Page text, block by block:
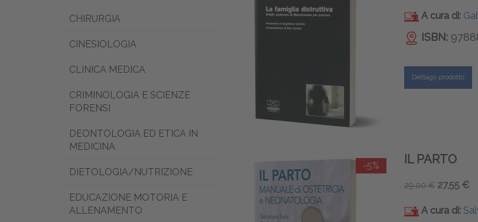
A cura di:
ISBN:
Dettagli prodotto
-5% IL PARTO
29,00 € 27,55 €
A cura di:
CHIRURGIA
CINESIOLOGIA
CLINICA MEDICA
CRIMINOLOGIA E SCIENZE
FORENSI
DEONTOLOGIA ED ETICA IN
MEDICINA
DIETOLOGIA/NUTRIZIONE
EDUCAZIONE MOTORIA E
ALLENAMENTO